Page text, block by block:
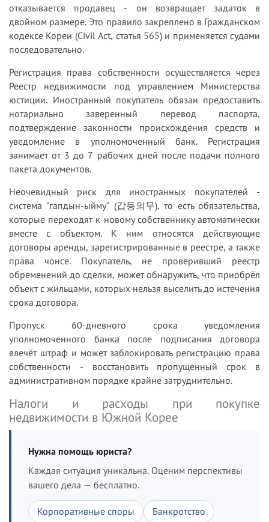
отказывается продавец - он возвращает задаток в
двойном размере. Это правило закреплено в Гражданском
кодексе Кореи (Civil Act, статья 565) и применяется судами
последовательно.
Регистрация права собственности осуществляется через
Реестр недвижимости под управлением Министерства
юстиции. Иностранный покупатель обязан предоставить
нотариально заверенный перевод паспорта,
подтверждение законности происхождения средств и
уведомление в уполномоченный банк. Регистрация
занимает от 3 до 7 рабочих дней после подачи полного
пакета документов.
Неочевидный риск для иностранных покупателей -
система "гапдын-ыйму" (갑등의무), то есть обязательства,
которые переходят к новому собственнику автоматически
вместе с объектом. К ним относятся действующие
договоры аренды, зарегистрированные в реестре, а также
права чонсе. Покупатель, не проверивший реестр
обременений до сделки, может обнаружить, что приобрёл
объект с жильцами, которых нельзя выселить до истечения
срока договора.
Пропуск 60-дневного срока уведомления
уполномоченного банка после подписания договора
влечёт штраф и может заблокировать регистрацию права
собственности - восстановить пропущенный срок в
административном порядке крайне затруднительно.
Налоги и расходы при покупке
недвижимости в Южной Корее
Нужна помощь юриста?
Каждая ситуация уникальна. Оценим перспективы
вашего дела — бесплатно.
Корпоративные споры
Банкротство